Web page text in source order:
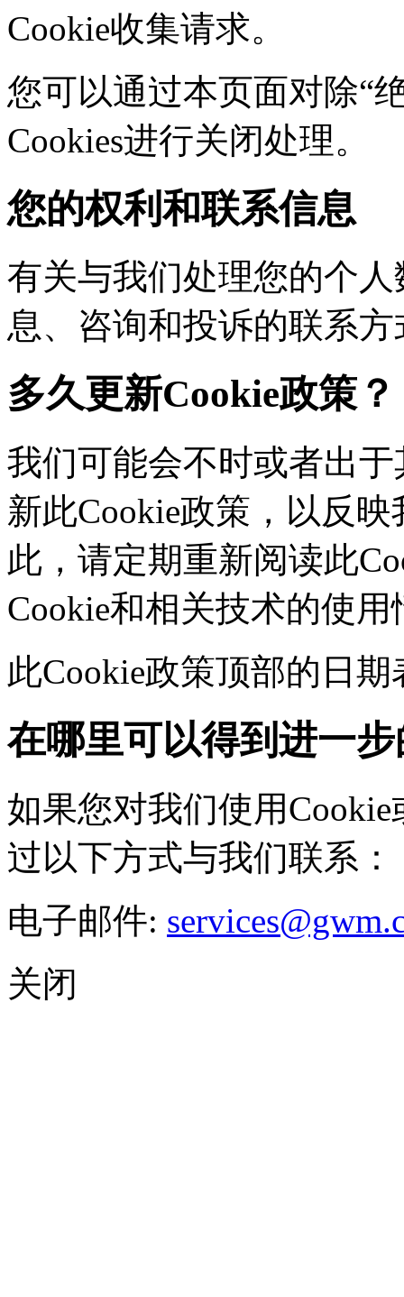
Cookie收集请求。
您可以通过本页面对除“
Cookies进行关闭处理。
您的权利和联系信息
有关与我们处理您的个
息、咨询和投诉的联系
多久更新Cookie政策？
我们可能会不时或者出于
新此Cookie政策，以
此，请定期重新阅读此
Cookie和相关技术的使用
此Cookie政策顶部的日
在哪里可以得到进一
如果您对我们使用Cookie
过以下方式与我们联系：
电子邮件:
关闭